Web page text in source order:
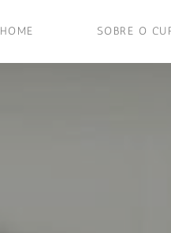
HOME SOBRE O